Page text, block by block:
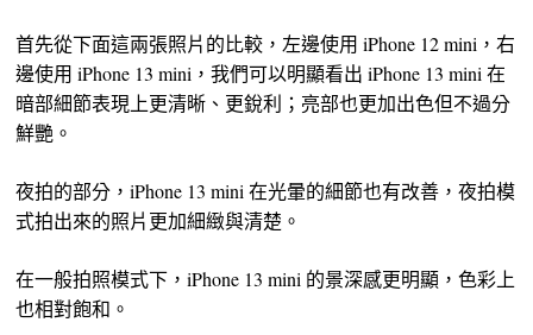
首先從下面這兩張照片的比較，左邊使用 iPhone 12 mini，右
邊使用 iPhone 13 mini，我們可以明顯看出 iPhone 13 mini 在
暗部細節表現上更清晰、更銳利；亮部也更加出色但不過分
鮮艷。
夜拍的部分，iPhone 13 mini 在光暈的細節也有改善，夜拍模
式拍出來的照片更加細緻與清楚。
在一般拍照模式下，iPhone 13 mini 的景深感更明顯，色彩上
也相對飽和。